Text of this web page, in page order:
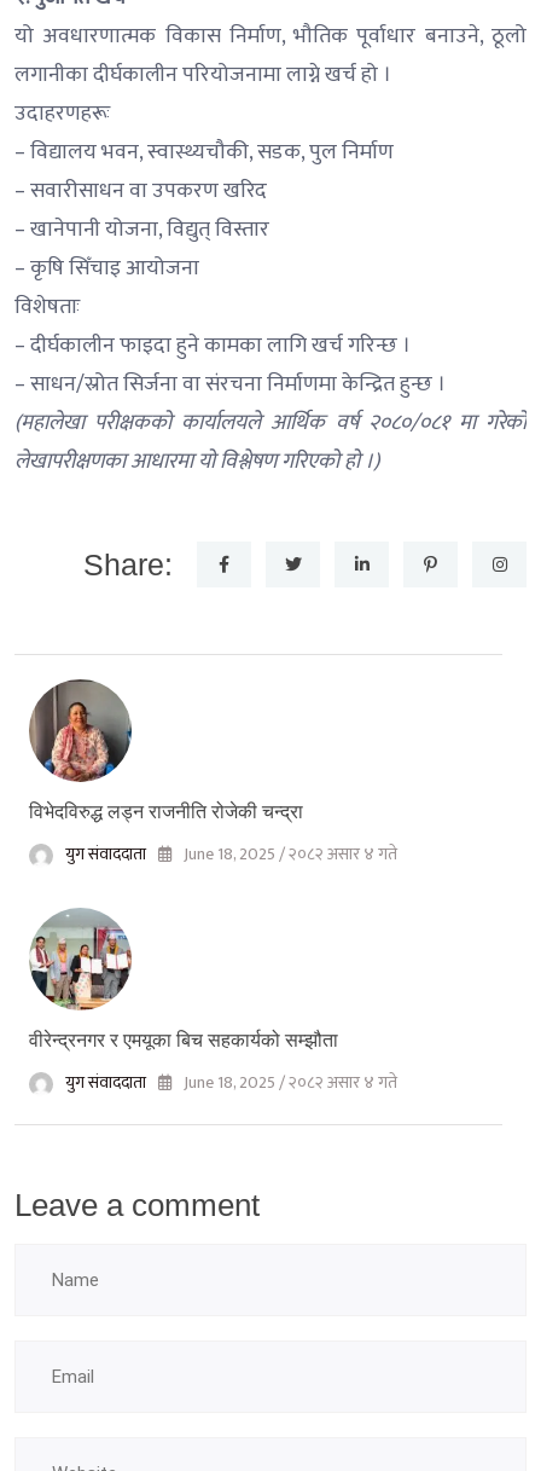
यो अवधारणात्मक विकास निर्माण, भौतिक पूर्वाधार बनाउने, ठूलो
लगानीका दीर्घकालीन परियोजनामा लाग्ने खर्च हो ।
उदाहरणहरूः
– विद्यालय भवन, स्वास्थ्यचौकी, सडक, पुल निर्माण
– सवारीसाधन वा उपकरण खरिद
– खानेपानी योजना, विद्युत् विस्तार
– कृषि सिँचाइ आयोजना
विशेषताः
– दीर्घकालीन फाइदा हुने कामका लागि खर्च गरिन्छ ।
– साधन/स्रोत सिर्जना वा संरचना निर्माणमा केन्द्रित हुन्छ ।
(महालेखा परीक्षकको कार्यालयले आर्थिक वर्ष २०८०/०८१ मा गरेको
लेखापरीक्षणका आधारमा यो विश्लेषण गरिएको हो ।)
Share:
विभेदविरुद्ध लड्न राजनीति रोजेकी चन्द्रा
युग संवाददाता June 18, 2025 / २०८२ असार ४ गते
वीरेन्द्रनगर र एमयूका बिच सहकार्यको सम्झौता
युग संवाददाता June 18, 2025 / २०८२ असार ४ गते
Leave a comment